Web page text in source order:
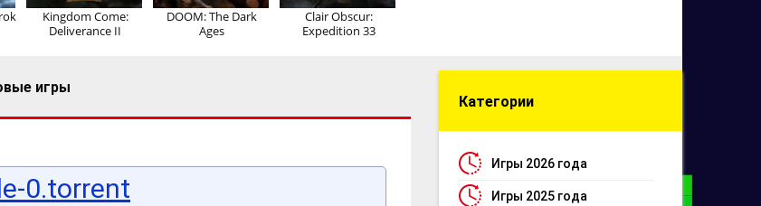
Kingdom Come:
Deliverance II
DOOM: The Dark
Ages
Clair Obscur:
Expedition 33
игры
0.torrent
Категории
Игры 2026 года
Игры 2025 года